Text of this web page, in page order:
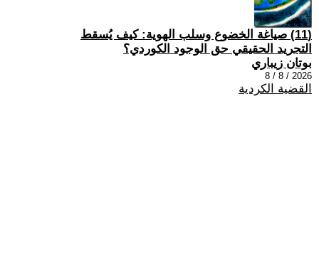
(11) صياغة الخضوع وسلب الهوية: كيف يُسقط
التجريد الحقيقي حق الوجود الكوردي؟
بوتان زيباري
2026 / 8 / 8
القضية الكردية